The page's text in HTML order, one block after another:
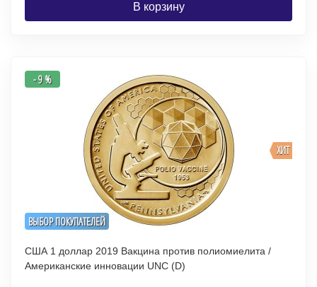
В корзину
ВЫБОР ПОКУПАТЕЛЕЙ
ХИТ
- 9 %
США 1 доллар 2019 Вакцина против полиомиелита /
Американские инновации UNC (D)